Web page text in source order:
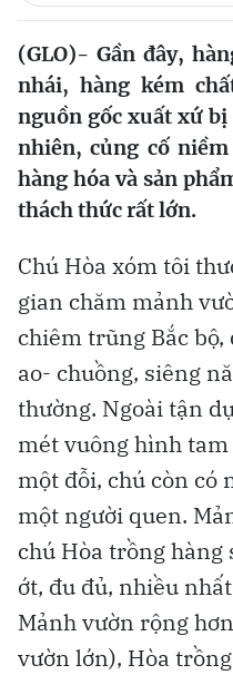
(GLO)- Gần đây,
nhái, hàng kém
nguồn gốc xuất xứ
nhiên, củng cố
hàng hóa và sản
thách thức rất lớn.
Chú Hòa xóm tôi
gian chăm mảnh
chiêm trũng Bắc
ao- chuồng, siêng
thường. Ngoài tận
mét vuông hình
một đỗi, chú còn có
một người quen.
chú Hòa trồng hàng
ớt, đu đủ, nhiều
Mảnh vườn rộng
vườn lớn), Hòa